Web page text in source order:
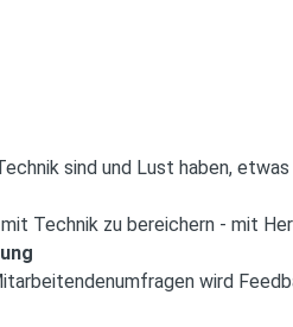
sind und Lust haben, etwas
Technik zu bereichern - mit
wird